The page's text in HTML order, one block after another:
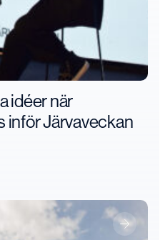
idéer när
inför Järvaveckan